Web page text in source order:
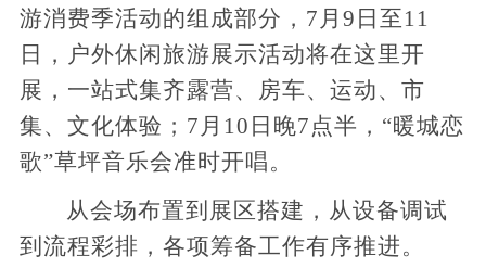
游消费季活动的组成部分，7月9日至11
日，户外休闲旅游展示活动将在这里开
展，一站式集齐露营、房车、运动、市
集、文化体验；7月10日晚7点半，“暖城恋
歌”草坪音乐会准时开唱。
从会场布置到展区搭建，从设备调试
到流程彩排，各项筹备工作有序推进。